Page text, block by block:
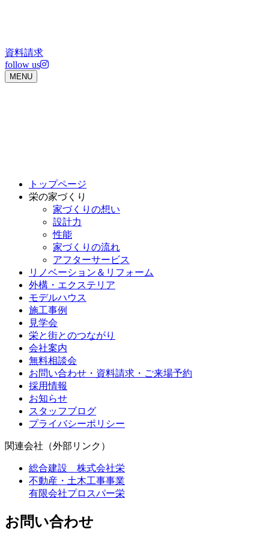
資料請求
follow us
MENU
トップページ
栄の家づくり
家づくりの想い
設計力
性能
家づくりの流れ
アフターサービス
リノベーション＆リフォーム
外構・エクステリア
モデルハウス
施工事例
見学会
栄と街とのつながり
会社案内
無料相談会
お問い合わせ・資料請求・ご来場予約
採用情報
お知らせ
スタッフブログ
プライバシーポリシー
関連会社（外部リンク）
総合建設 株式会社栄
不動産・土木工事事業
有限会社プロスパー栄
お問い合わせ